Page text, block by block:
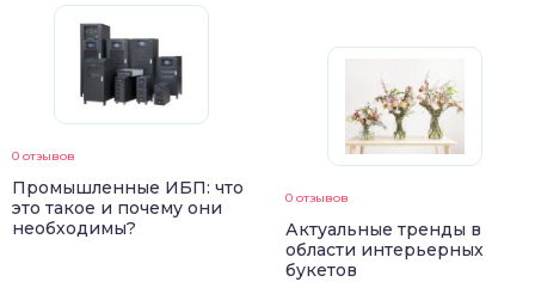
0 отзывов
Промышленные ИБП: что
это такое и почему они
необходимы?
0 отзывов
Актуальные тренды в
области интерьерных
букетов